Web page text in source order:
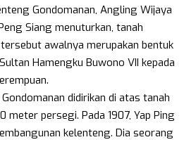
Gondomanan, Angling Wijaya
Siang menuturkan, tanah
awalnya merupakan bentuk
Hamengku Buwono VII kepada
didirikan di atas tanah
meter persegi. Pada 1907, Yap Ping
kelenteng. Dia seorang